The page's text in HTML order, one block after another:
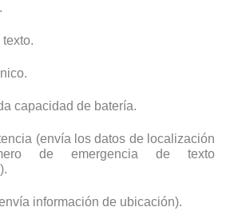
capacidad de batería.
(envía los datos de localización
de emergencia de texto
información de ubicación).